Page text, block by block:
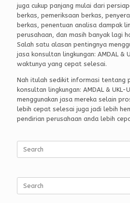
juga cukup panjang mulai dari
berkas, pemeriksaan berkas,
berkas, penentuan analisa dampak
perusahaan, dan masih banyak lagi
Salah satu alasan pentingnya
jasa konsultan lingkungan: AMDAL &
waktunya yang cepat selesai.
Nah itulah sedikit informasi tentang
konsultan lingkungan: AMDAL & UKL-
menggunakan jasa mereka selain
lebih cepat selesai juga jadi lebih
pendirian perusahaan anda lebih
for:
for: